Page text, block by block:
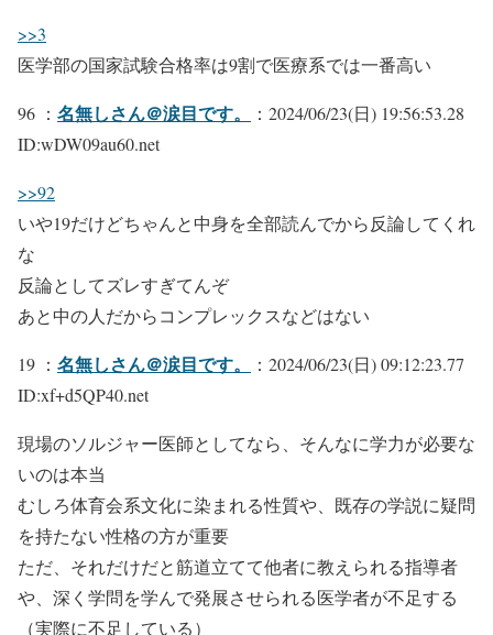
>>3
医学部の国家試験合格率は9割で医療系では一番高い
96 ： 名無しさん＠涙目です。
：2024/06/23(日) 19:56:53.28
ID:wDW09au60.net
>>92
いや19だけどちゃんと中身を全部読んでから反論してくれ
な
反論としてズレすぎてんぞ
あと中の人だからコンプレックスなどはない
19 ： 名無しさん＠涙目です。
：2024/06/23(日) 09:12:23.77
ID:xf+d5QP40.net
現場のソルジャー医師としてなら、そんなに学力が必要な
いのは本当
むしろ体育会系文化に染まれる性質や、既存の学説に疑問
を持たない性格の方が重要
ただ、それだけだと筋道立てて他者に教えられる指導者
や、深く学問を学んで発展させられる医学者が不足する
（実際に不足している）